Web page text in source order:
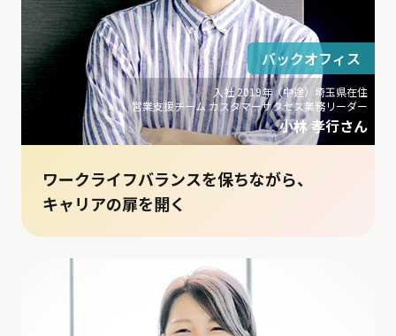
入社 2019年（中途）埼玉県在住
営業支援チーム カスタマーサクセス業務リーダー
小林 孝行さん
バックオフィス
ワークライフバランスを保ちながら、
キャリアの扉を開く